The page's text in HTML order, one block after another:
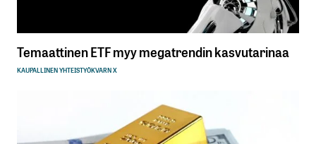
Temaattinen ETF myy megatrendin kasvutarinaa
KAUPALLINEN YHTEISTYÖKVARN X